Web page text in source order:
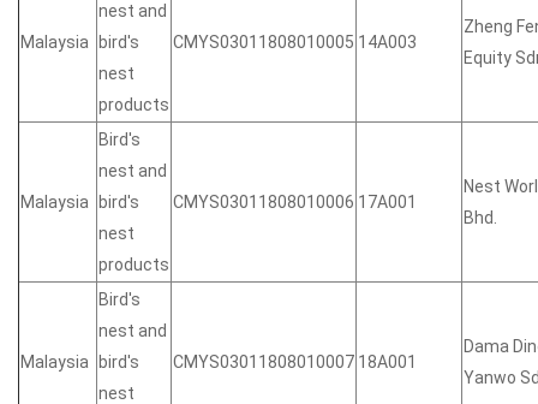
Malaysia
nest and
bird's
nest
products
CMYS03011808010005 14A003
Zheng
Equity
Malaysia
Bird's
nest and
bird's
nest
products
CMYS03011808010006 17A001
Nest
Bhd.
Malaysia
Bird's
nest and
bird's
nest
CMYS03011808010007 18A001
Dama
Yanwo